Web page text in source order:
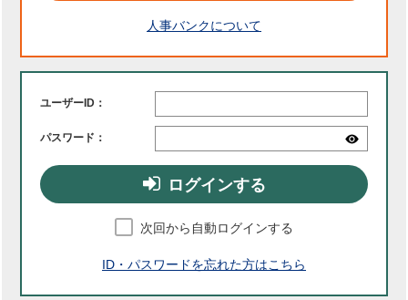
人事バンクについて
ユーザーID：
パスワード：
ログインする
次回から自動ログインする
ID・パスワードを忘れた方はこちら